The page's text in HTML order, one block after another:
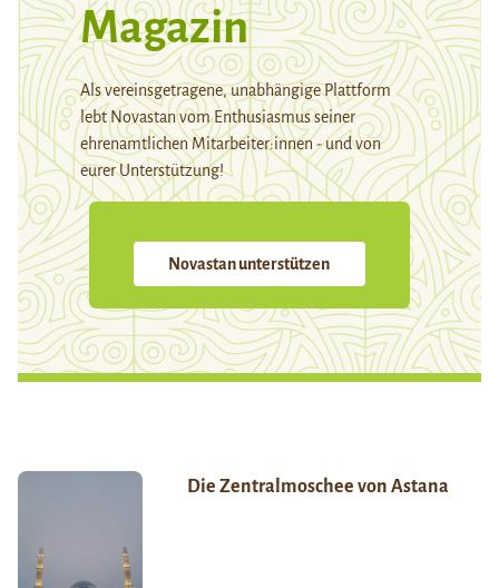
Magazin
Als vereinsgetragene, unabhängige Plattform
lebt Novastan vom Enthusiasmus seiner
ehrenamtlichen Mitarbeiter:innen - und von
eurer Unterstützung!
Novastan unterstützen
Die Zentralmoschee von Astana